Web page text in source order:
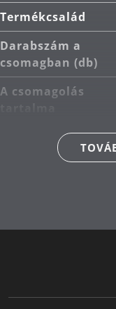
Termékcsalád
Darabszám a
csomagban (db)
A csomagolás